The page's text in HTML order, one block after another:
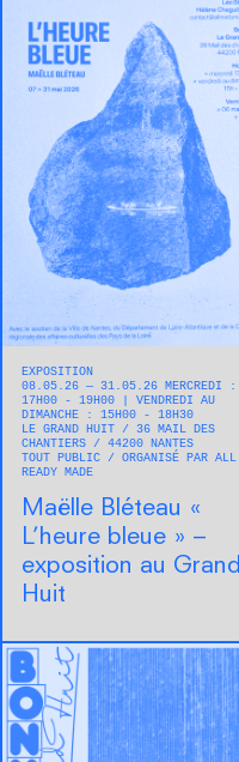
EXPOSITION
08.05.26 — 31.05.26 MERCREDI :
17H00 - 19H00 | VENDREDI AU
DIMANCHE : 15H00 - 18H30
LE GRAND HUIT
36 MAIL DES
CHANTIERS
44200 NANTES
TOUT PUBLIC
ORGANISÉ PAR ALL
READY MADE
Maëlle Bléteau « ​
L’heure bleue » –
exposition au Grand
Huit